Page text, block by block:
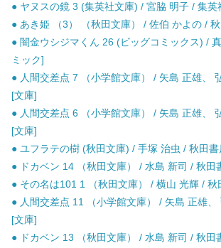
● ヤヌスの鏡 3 (集英社文庫) / 宮脇 明子 / 集英
● あき姫 （3） （秋田文庫） / 佐伯 かよの /
● 闇金ウシジマくん 26 (ビッグコミックス) /
ミック]
● 人間交差点 7 （小学館文庫） / 矢島 正雄、
[文庫]
● 人間交差点 6 （小学館文庫） / 矢島 正雄、
[文庫]
● ユフラテの樹 (秋田文庫) / 手塚 治虫 / 秋田書
● ドカベン 14 （秋田文庫） / 水島 新司 / 秋田
● その名は101 1 （秋田文庫） / 横山 光輝 / 秋
● 人間交差点 11 （小学館文庫） / 矢島 正雄
[文庫]
● ドカベン 13 （秋田文庫） / 水島 新司 / 秋田